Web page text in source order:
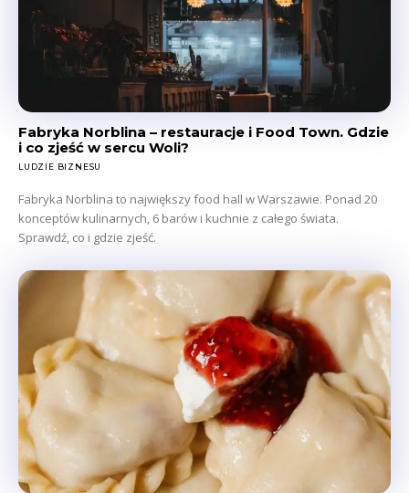
Fabryka Norblina – restauracje i Food Town. Gdzie
i co zjeść w sercu Woli?
LUDZIE BIZNESU
Fabryka Norblina to największy food hall w Warszawie. Ponad 20
konceptów kulinarnych, 6 barów i kuchnie z całego świata.
Sprawdź, co i gdzie zjeść.